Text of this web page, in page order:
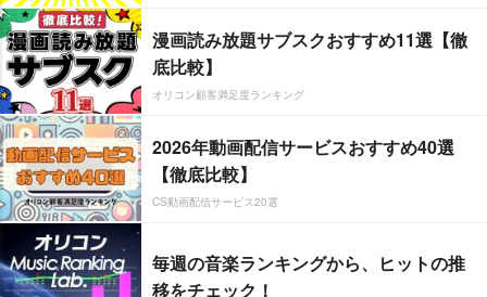
漫画読み放題サブスクおすすめ11選【徹
底比較】
オリコン顧客満足度ランキング
2026年動画配信サービスおすすめ40選
【徹底比較】
CS動画配信サービス20選
毎週の音楽ランキングから、ヒットの推
移をチェック！